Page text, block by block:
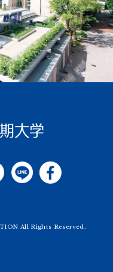
All Rights Reserved.